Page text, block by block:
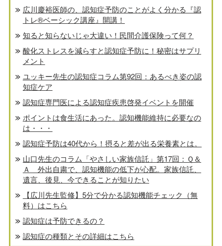
広川慶裕医師の、認知症予防のことがよく分かる『認
トレ®️ベーシック講座』開講！
知ると知らないじゃ大違い！民間介護保険って何？
酸化ストレスを減らすと認知症予防に！秘密はサプリ
メント
ユッキー先生の認知症コラム第92回：あるべき姿の認
知症ケア
認知症専門医による認知症疾患啓発イベントを開催
ポイントは食生活にあった。認知機能維持に必要なの
は・・・
認知症予防は40代から！摂ると差が出る栄養素とは。
山口先生のコラム「やさしい家族信託」第17回：Ｑ＆
Ａ 外出自粛で、認知機能の低下が心配。家族信託、
遺言、後見、今できることが知りたい
【広川先生監修】5分で分かる認知機能チェック（無
料）はこちら
認知症は予防できるの？
認知症の種類とその詳細はこちら